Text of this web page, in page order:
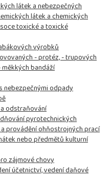
látek a nebezpečných
látek a chemických
toxické a toxické
výrobků
- protéz, - trupových
bandáží
nebezpečnými odpady
odstraňování
pyrotechnických
provádění ohňostrojných prací
nebo předmětů kulturní
zájmové chovy
účetnictví, vedení daňové